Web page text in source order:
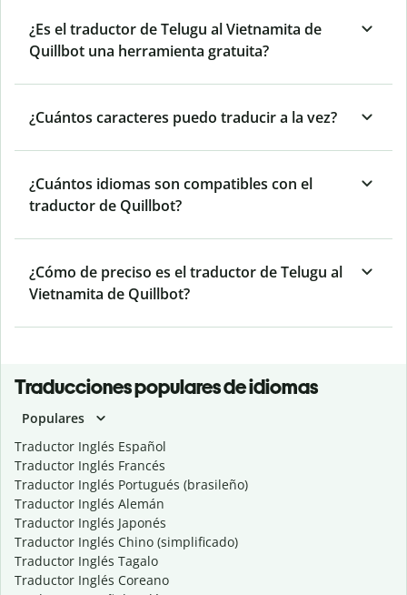
¿Es el traductor de Telugu al Vietnamita de
Quillbot una herramienta gratuita?
¿Cuántos caracteres puedo traducir a la vez?
¿Cuántos idiomas son compatibles con el
traductor de Quillbot?
¿Cómo de preciso es el traductor de Telugu al
Vietnamita de Quillbot?
Traducciones populares de idiomas
Populares
Traductor Inglés Español
Traductor Inglés Francés
Traductor Inglés Portugués (brasileño)
Traductor Inglés Alemán
Traductor Inglés Japonés
Traductor Inglés Chino (simplificado)
Traductor Inglés Tagalo
Traductor Inglés Coreano